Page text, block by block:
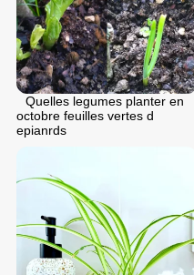
Quelles legumes planter en
octobre feuilles vertes d
epianrds